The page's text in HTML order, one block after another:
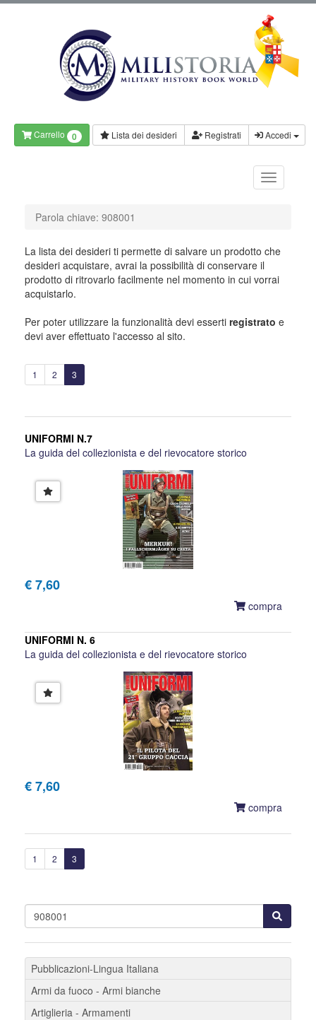
Carrello 0 Lista dei desideri Registrati Accedi
Parola chiave: 908001
La lista dei desideri ti permette di salvare un prodotto che
desideri acquistare, avrai la possibilità di conservare il
prodotto di ritrovarlo facilmente nel momento in cui vorrai
acquistarlo.
Per poter utilizzare la funzionalità devi esserti registrato e
devi aver effettuato l'accesso al sito.
1 2 3
UNIFORMI N.7
La guida del collezionista e del rievocatore storico
€ 7,60
compra
UNIFORMI N. 6
La guida del collezionista e del rievocatore storico
€ 7,60
compra
1 2 3
Pubblicazioni-Lingua Italiana
Armi da fuoco - Armi bianche
Artiglieria - Armamenti